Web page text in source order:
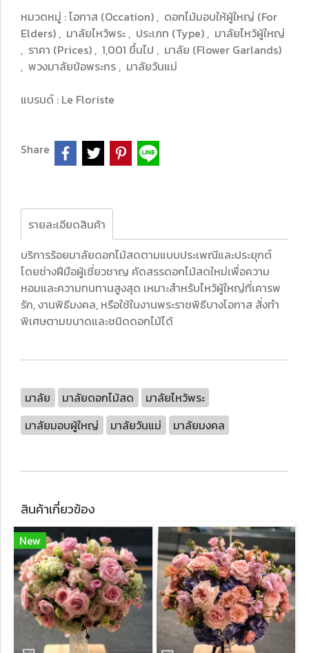
หมวดหมู่ :โอกาส (Occation) , ดอกไม้มอบให้ผู้ใหญ่ (For
Elders) , มาลัยไหว้พระ , ประเภท (Type) , มาลัยไหว้ผู้ใหญ่
, ราคา (Prices) , 1,001 ขึ้นไป , มาลัย (Flower Garlands)
, พวงมาลัยข้อพระกร , มาลัยวันแม่
แบรนด์ : Le Floriste
Share
รายละเอียดสินค้า
บริการร้อยมาลัยดอกไม้สดตามแบบประเพณีและประยุกต์
โดยช่างฝีมือผู้เชี่ยวชาญ คัดสรรดอกไม้สดใหม่เพื่อความ
หอมและความทนทานสูงสุด เหมาะสำหรับไหว้ผู้ใหญ่ที่เคารพ
รัก, งานพิธีมงคล, หรือใช้ในงานพระราชพิธีบางโอกาส สั่งทำ
พิเศษตามขนาดและชนิดดอกไม้ได้
มาลัย มาลัยดอกไม้สด
มาลัยไหว้พระ
มาลัยมอบผู้ใหญ่
มาลัยวันแม่ มาลัยมงคล
สินค้าเกี่ยวข้อง
New